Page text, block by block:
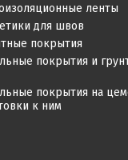
ленты
для швов
покрытия
покрытия и
покрытия на
к ним